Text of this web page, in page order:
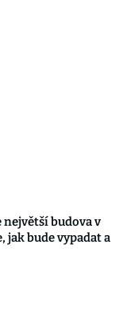
největší budova v
jak bude vypadat a